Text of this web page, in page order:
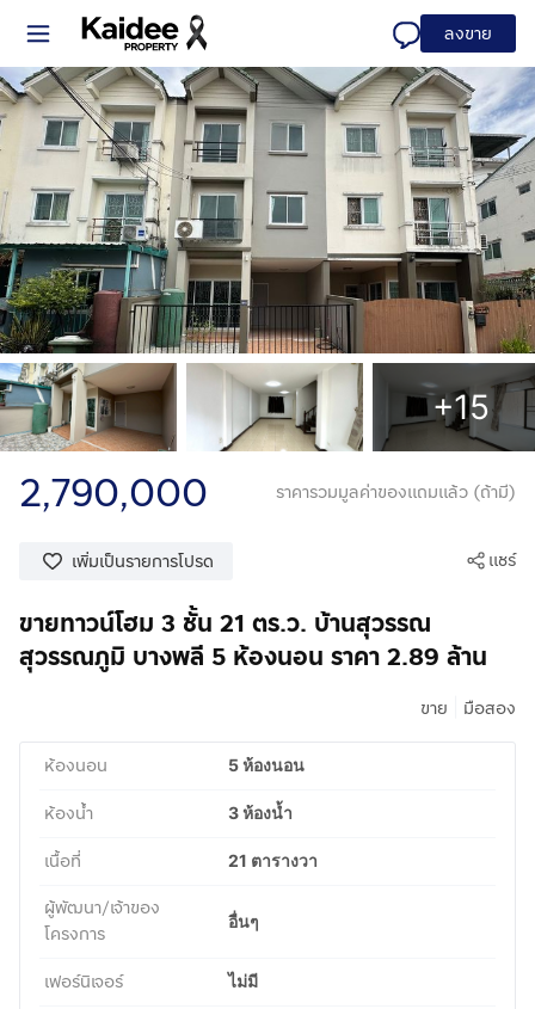
ลงขาย
+15
2,790,000 ราคารวมมูลค่าของแถมแล้ว (ถ้ามี)
เพิ่มเป็นรายการโปรด แชร์
ขายทาวน์โฮม 3 ชั้น 21 ตร.ว. บ้านสุวรรณ
สุวรรณภูมิ บางพลี 5 ห้องนอน ราคา 2.89 ล้าน
ขาย มือสอง
ห้องนอน 5 ห้องนอน
ห้องน้ำ 3 ห้องน้ำ
เนื้อที่ 21 ตารางวา
ผู้พัฒนา/เจ้าของ
โครงการ
อื่นๆ
เฟอร์นิเจอร์ ไม่มี